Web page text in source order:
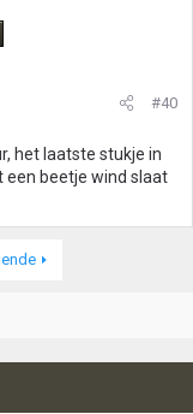
#40
het laatste stukje in
een beetje wind slaat